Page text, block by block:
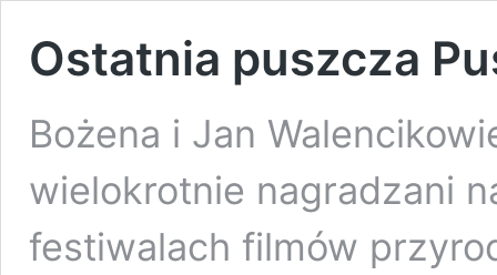
Ostatnia puszcza
Bożena i Jan
wielokrotnie nagradzani
festiwalach filmów